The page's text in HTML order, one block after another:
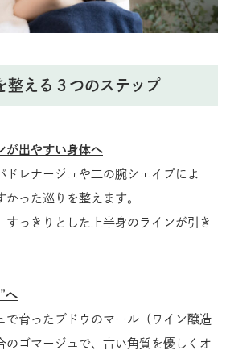
整える３つのステップ
が出やすい身体へ
ドレナージュや二の腕シェイプによ
かった巡りを整えます。
すっきりとした上半身のラインが引き
へ
で育ったブドウのマール（ワイン醸造
のゴマージュで、古い角質を優しくオ